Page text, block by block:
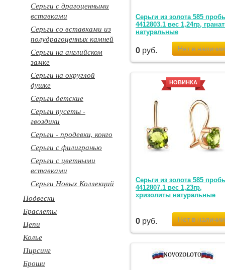
Серьги из золота 585
4412803.1 вес 1,24гр,
натуральные
0 руб.
НОВИНКА
Серьги из золота 585
4412807.1 вес 1,23гр,
хризолиты натуральные
0 руб.
Серьги с драгоценными
вставками
Серьги со вставками из
полудрагоценных камней
Серьги на английском
замке
Серьги на округлой
душке
Серьги детские
Серьги пусеты -
гвоздики
Серьги - продевки, конго
Серьги с филигранью
Серьги с цветными
вставками
Серьги Новых Коллекций
Подвески
Браслеты
Цепи
Колье
Пирсинг
Броши